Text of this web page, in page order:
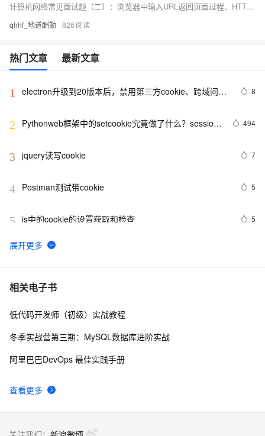
计算机网络常见面试题（二）：浏览器中输入URL返回页面过程、HTTP协议特点、状态码、报文格式，GET、POST的区别，DNS的解析过程、数字证书、Cookie与Session，对称加密和非对称加密
qhhf_地道酬勤 826
热门文章 最新文章
1
electron升级到20版本后，禁用第三方cookie、跨域问题
8
2
Pythonweb框架中的setcookie究竟做了什么？session
494
3 jquery读写cookie 7
4 Postman测试带cookie 5
5 js中的cookie的设置获取和检查 5
6 SYN Cookie技术原理
7 Vue项目使用Cookie，以Json格式存入与读取Cookie，设
8 Python的cookie处理分享
localStorage和sessionStorage
相关电子书
查看更多
低代码开发师（初级）实战教程
冬季实战营第三期：MySQL数据库进阶实战
阿里巴巴DevOps 最佳实践手册